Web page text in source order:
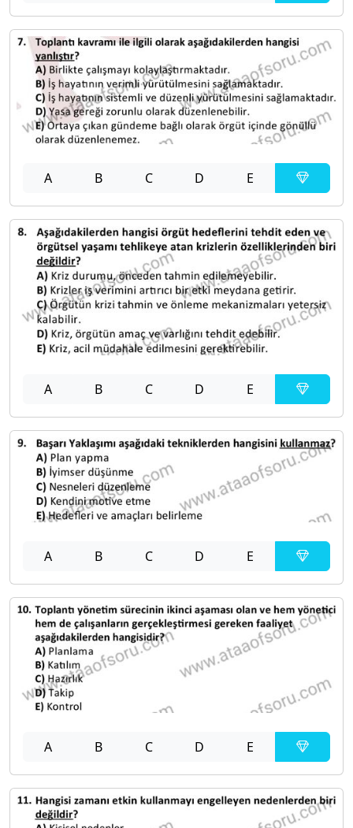
A B C D E
A B C D E
A B C D E
A B C D E